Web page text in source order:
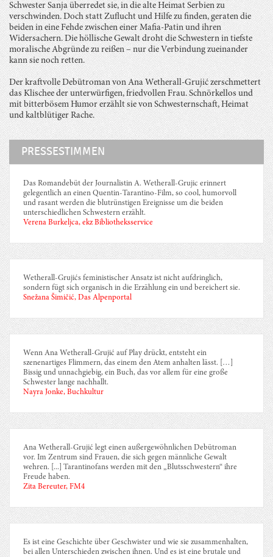
Schwester Sanja überredet sie, in die alte Heimat Serbien zu
verschwinden. Doch statt Zuflucht und Hilfe zu finden, geraten die
beiden in eine Fehde zwischen einer Mafia-Patin und ihren
Widersachern. Die höllische Gewalt droht die Schwestern in tiefste
moralische Abgründe zu reißen – nur die Verbindung zueinander
kann sie noch retten.
Der kraftvolle Debütroman von Ana Wetherall-Grujić zerschmettert
das Klischee der unterwürfigen, friedvollen Frau. Schnörkellos und
mit bitterbösem Humor erzählt sie von Schwesternschaft, Heimat
und kaltblütiger Rache.
PRESSESTIMMEN
Das Romandebüt der Journalistin A. Wetherall-Grujic erinnert
gelegentlich an einen Quentin-Tarantino-Film, so cool, humorvoll
und rasant werden die blutrünstigen Ereignisse um die beiden
unterschiedlichen Schwestern erzählt.
Verena Burkeljca, ekz Bibliotheksservice
Wetherall-Grujićs feministischer Ansatz ist nicht aufdringlich,
sondern fügt sich organisch in die Erzählung ein und bereichert sie.
Snežana Šimičić, Das Alpenportal
Wenn Ana Wetherall-Grujić auf Play drückt, entsteht ein
szenenartiges Flimmern, das einem den Atem anhalten lässt. […]
Bissig und unnachgiebig, ein Buch, das vor allem für eine große
Schwester lange nachhallt.
Nayra Jonke, Buchkultur
Ana Wetherall-Grujić legt einen außergewöhnlichen Debütroman
vor. Im Zentrum sind Frauen, die sich gegen männliche Gewalt
wehren. [...] Tarantinofans werden mit den „Blutsschwestern“ ihre
Freude haben.
Zita Bereuter, FM4
Es ist eine Geschichte über Geschwister und wie sie zusammenhalten,
bei allen Unterschieden zwischen ihnen. Und es ist eine brutale und